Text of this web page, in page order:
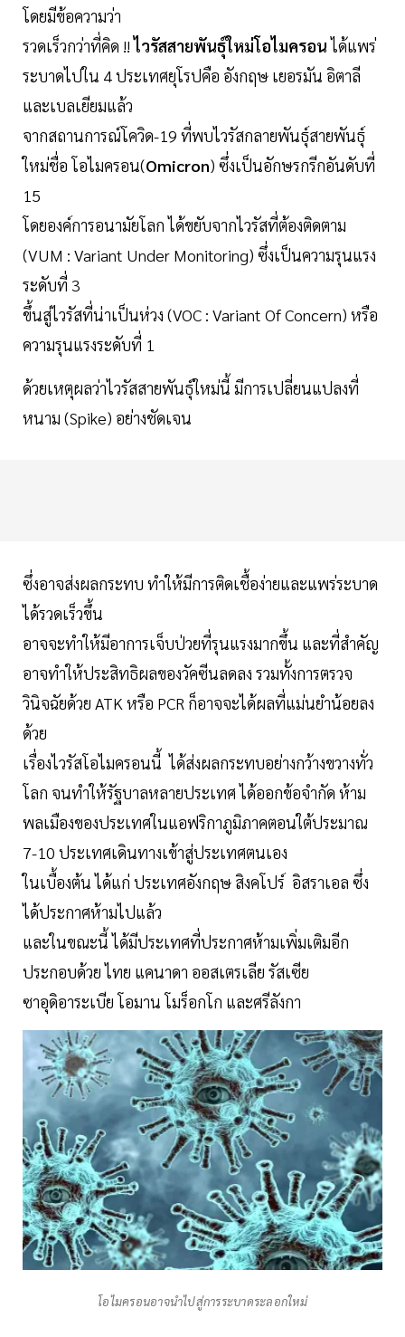
โดยมีข้อความว่า
รวดเร็วกว่าที่คิด !!ไวรัสสายพันธุ์ใหม่โอไมครอนได้แพร่
ระบาดไปใน 4 ประเทศยุโรปคือ อังกฤษ เยอรมัน อิตาลี
และเบลเยียมแล้ว
จากสถานการณ์โควิด-19 ที่พบไวรัสกลายพันธุ์สายพันธุ์
ใหม่ชื่อ โอไมครอน(Omicron) ซึ่งเป็นอักษรกรีกอันดับที่
15
โดยองค์การอนามัยโลก ได้ขยับจากไวรัสที่ต้องติดตาม
(VUM : Variant Under Monitoring) ซึ่งเป็นความรุนแรง
ระดับที่ 3
ขึ้นสู่ไวรัสที่น่าเป็นห่วง (VOC : Variant Of Concern) หรือ
ความรุนแรงระดับที่ 1
ด้วยเหตุผลว่าไวรัสสายพันธุ์ใหม่นี้ มีการเปลี่ยนแปลงที่
หนาม (Spike) อย่างชัดเจน
ซึ่งอาจส่งผลกระทบ ทำให้มีการติดเชื้อง่ายและแพร่ระบาด
ได้รวดเร็วขึ้น
อาจจะทำให้มีอาการเจ็บป่วยที่รุนแรงมากขึ้น และที่สำคัญ
อาจทำให้ประสิทธิผลของวัคซีนลดลง รวมทั้งการตรวจ
วินิจฉัยด้วย ATK หรือ PCR ก็อาจจะได้ผลที่แม่นยำน้อยลง
ด้วย
เรื่องไวรัสโอไมครอนนี้ ได้ส่งผลกระทบอย่างกว้างขวางทั่ว
โลก จนทำให้รัฐบาลหลายประเทศ ได้ออกข้อจำกัด ห้าม
พลเมืองของประเทศในแอฟริกาภูมิภาคตอนใต้ประมาณ
7-10 ประเทศเดินทางเข้าสู่ประเทศตนเอง
ในเบื้องต้น ได้แก่ ประเทศอังกฤษ สิงคโปร์ อิสราเอล ซึ่ง
ได้ประกาศห้ามไปแล้ว
และในขณะนี้ ได้มีประเทศที่ประกาศห้ามเพิ่มเติมอีก
ประกอบด้วย ไทย แคนาดา ออสเตรเลีย รัสเซีย
ซาอุดิอาระเบีย โอมาน โมร็อกโก และศรีลังกา
โอไมครอนอาจนำไปสู่การระบาดระลอกใหม่